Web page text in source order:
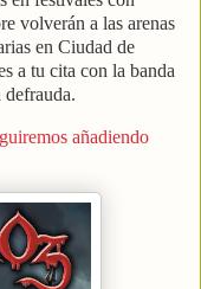
volverán a las arenas
en Ciudad de
a tu cita con la banda
defrauda.
añadiendo